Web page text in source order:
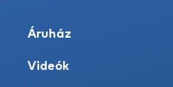
Áruház
Videók